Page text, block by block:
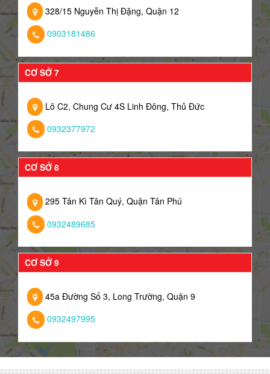
328/15 Nguyễn Thị Đặng, Quận 12
0903181486
CƠ SỞ 7
Lô C2, Chung Cư 4S Linh Đông, Thủ Đức
0932377972
CƠ SỞ 8
295 Tân Kì Tân Quý, Quận Tân Phú
0932489685
CƠ SỞ 9
45a Đường Số 3, Long Trường, Quận 9
0932497995